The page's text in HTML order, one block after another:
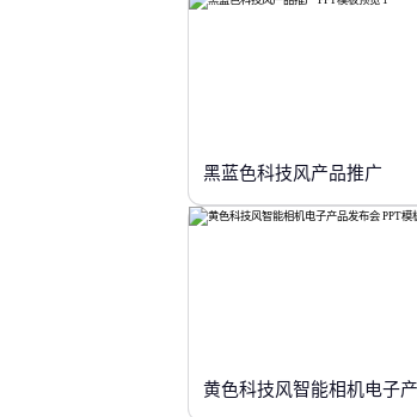
黑蓝色科技风产品推广